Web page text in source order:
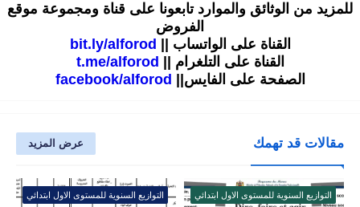
للمزيد من الوثائق والموارد تابعونا على قناة ومجموعة موقع
الفروض
القناة على الواتساب ||
bit.ly/alforod
القناة على التلغرام ||
t.me/alforod
الصفحة على الفايس||
facebook/alforod
مقالات قد تهمك عرض المزيد
التوازيع السنوية للمستوى الاول ابتدائي التوازيع السنوية للمستوى الاول ابتدائي